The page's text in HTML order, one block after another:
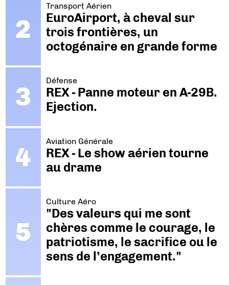
Transport Aérien
EuroAirport, à cheval sur
trois frontières, un
octogénaire en grande forme
Défense
REX - Panne moteur en A-29B.
Ejection.
Aviation Générale
REX - Le show aérien tourne
au drame
Culture Aéro
"Des valeurs qui me sont
chères comme le courage, le
patriotisme, le sacrifice ou le
sens de l’engagement."